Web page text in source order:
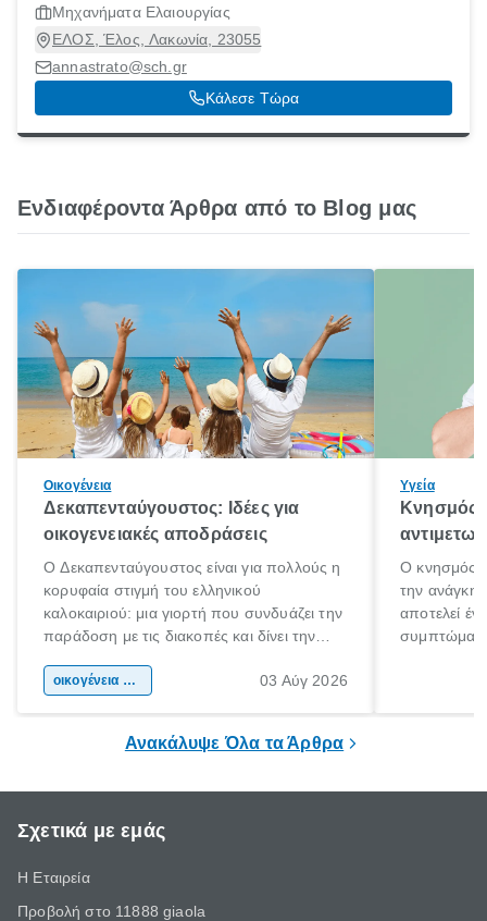
Μηχανήματα Ελαιουργίας
ΕΛΟΣ, Έλος, Λακωνία, 23055
annastrato@sch.gr
Κάλεσε Τώρα
Ενδιαφέροντα Άρθρα από το Blog μας
Οικογένεια
Δεκαπενταύγουστος: Ιδέες για
οικογενειακές αποδράσεις
Ο Δεκαπενταύγουστος είναι για πολλούς η
κορυφαία στιγμή του ελληνικού
καλοκαιριού: μια γιορτή που συνδυάζει την
παράδοση με τις διακοπές και δίνει την
χώρας. Είτε πρόκειται για λίγες μέρες
οικογένεια & παιδί 03 Αύγ 2026
Υγεία
Κνησμός:
Ο κνησμός
την ανάγκη
αποτελεί
Ανακάλυψε Όλα τα Άρθρα
Σχετικά με εμάς
Η Εταιρεία
Προβολή στο 11888 giaola